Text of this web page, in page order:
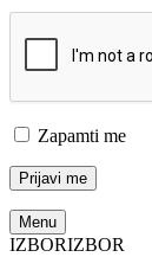
Zapamti me
Menu
IZBORIZBOR